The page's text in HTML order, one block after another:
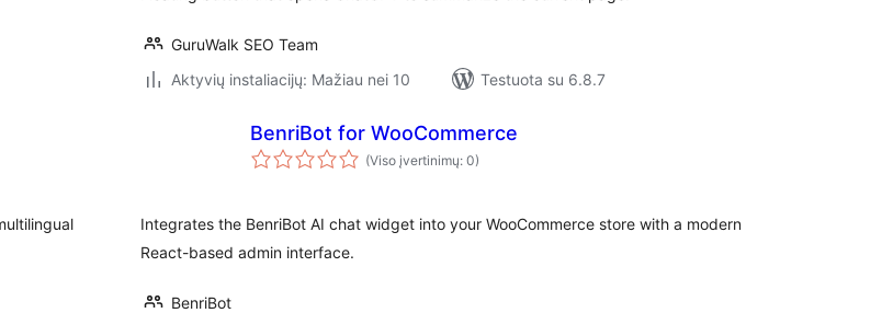
GuruWalk SEO Team
Aktyvių instaliacijų: Mažiau nei 10
Testuota su 6.8.7
BenriBot for WooCommerce
(Viso įvertinimų: 0)
Integrates the BenriBot AI chat widget into your WooCommerce store with a modern
React-based admin interface.
BenriBot